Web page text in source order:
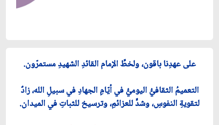
على عهدِنا باقون، ولخطِّ الإمام القائدِ الشهيدِ مستمرّون.
التعميمُ الثقافيُّ اليوميُّ في أيّامِ الجهادِ في سبيلِ الله، زادٌ
لتقويةِ النفوسِ، وشدٍّ للعزائمِ، وترسيخ للثباتِ في الميدان.